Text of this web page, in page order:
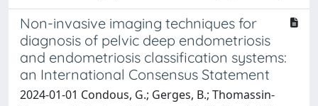
Non-invasive imaging techniques for
diagnosis of pelvic deep endometriosis
and endometriosis classification systems:
an International Consensus Statement
2024-01-01 Condous, G.; Gerges, B.; Thomassin-